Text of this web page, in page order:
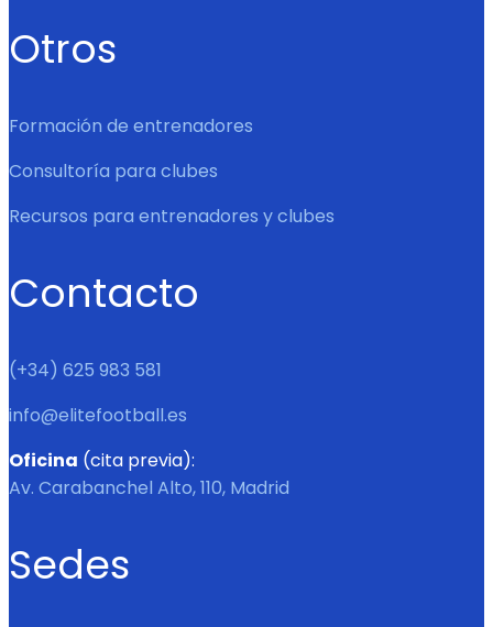
Otros
Formación de entrenadores
Consultoría para clubes
Recursos para entrenadores y clubes
Contacto
(+34) 625 983 581
info@elitefootball.es
Oficina (cita previa):
Av. Carabanchel Alto, 110, Madrid
Sedes